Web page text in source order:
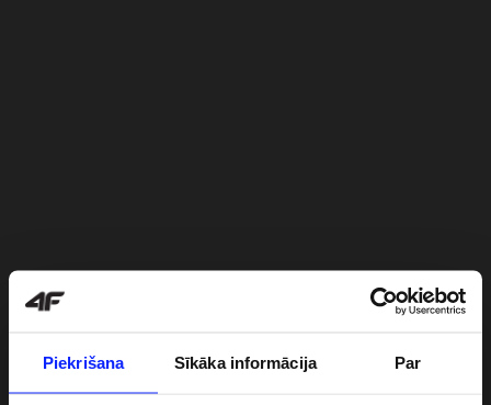
Piekrišana Sīkāka informācija Par